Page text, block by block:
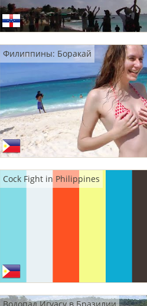
Филиппины: Боракай
Cock Fight in Philippines